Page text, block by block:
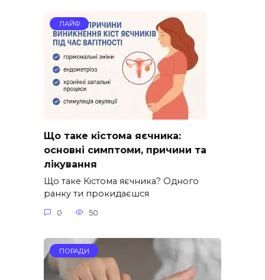
ЛАЙФ
Що таке кістома яєчника:
основні симптоми, причини та
лікування
Що таке Кістома яєчника? Одного
ранку ти прокидаєшся
0 50
ПОРАДИ